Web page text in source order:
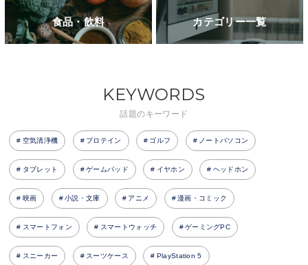
食品・飲料 カテゴリー一覧
KEYWORDS
話題のキーワード
空気清浄機 プロテイン ゴルフ ノートパソコン
タブレット ゲームパッド イヤホン ヘッドホン
映画 小説・文庫 アニメ 漫画・コミック
スマートフォン スマートウォッチ ゲーミングPC
スニーカー スーツケース PlayStation 5